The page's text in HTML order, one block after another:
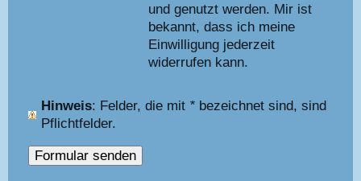
und genutzt werden. Mir ist
bekannt, dass ich meine
Einwilligung jederzeit
widerrufen kann.
Hinweis : Felder, die mit * bezeichnet sind, sind
Pflichtfelder.